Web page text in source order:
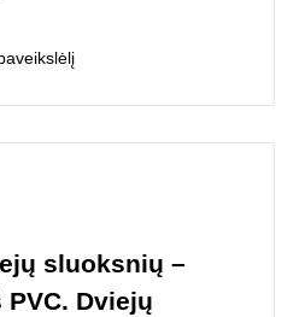
sluoksnių –
Dviejų